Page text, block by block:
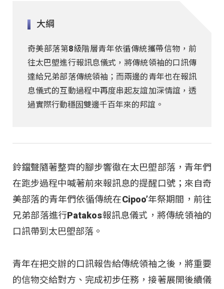
大綱
奇美部落第8級階層青年依循傳統攜帶信物，前
往太巴塱進行報訊息儀式，將傳統領袖的口訊傳
達給兄弟部落傳統領袖；而兩邊的青年也在報訊
息儀式的互動過程中再度串起友誼加深情誼，透
過實際行動穩固雙邊千百年來的邦誼。
鈴鐺聲隨著整齊的腳步響徹在太巴塱部落，青年們
在跑步過程中喊著前來報訊息的提醒口號；來自奇
美部落的青年們依循傳統在Cipoo’年祭期間，前往
兄弟部落進行Patakos報訊息儀式，將傳統領袖的
口訊帶到太巴塱部落。
青年在把交辦的口訊報告給傳統領袖之後，將重要
的信物交給對方、完成初步任務，接著展開後續儀